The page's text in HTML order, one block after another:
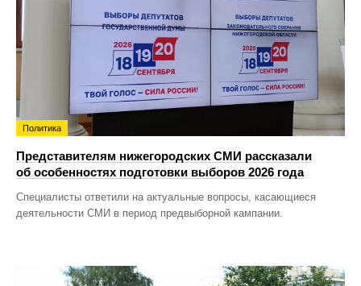
Политика
Представителям нижегородских СМИ рассказали
об особенностях подготовки выборов 2026 года
Специалисты ответили на актуальные вопросы, касающиеся
деятельности СМИ в период предвыборной кампании.